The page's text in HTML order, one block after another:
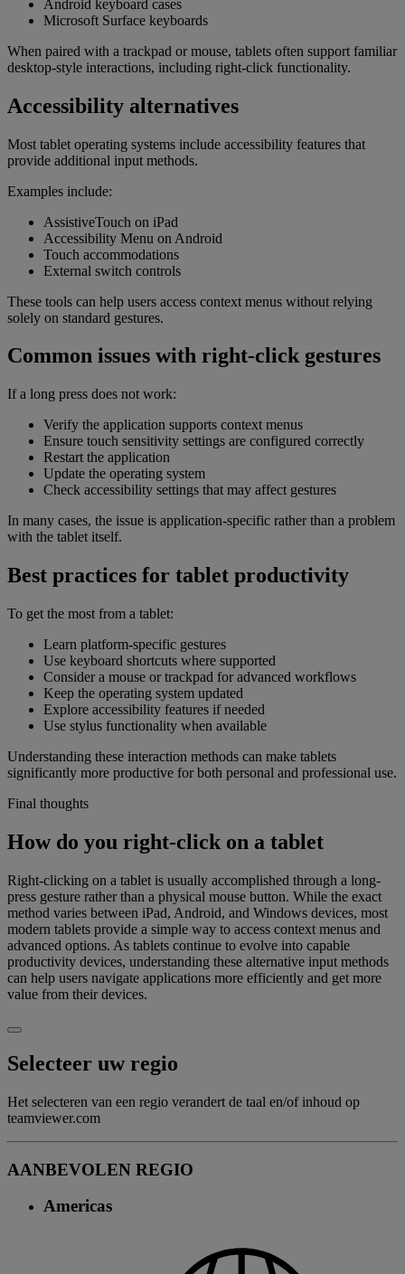
Android keyboard cases
Microsoft Surface keyboards
When paired with a trackpad or mouse, tablets often support familiar
desktop-style interactions, including right-click functionality.
Accessibility alternatives
Most tablet operating systems include accessibility features that
provide additional input methods.
Examples include:
AssistiveTouch on iPad
Accessibility Menu on Android
Touch accommodations
External switch controls
These tools can help users access context menus without relying
solely on standard gestures.
Common issues with right-click gestures
If a long press does not work:
Verify the application supports context menus
Ensure touch sensitivity settings are configured correctly
Restart the application
Update the operating system
Check accessibility settings that may affect gestures
In many cases, the issue is application-specific rather than a problem
with the tablet itself.
Best practices for tablet productivity
To get the most from a tablet:
Learn platform-specific gestures
Use keyboard shortcuts where supported
Consider a mouse or trackpad for advanced workflows
Keep the operating system updated
Explore accessibility features if needed
Use stylus functionality when available
Understanding these interaction methods can make tablets
significantly more productive for both personal and professional use.
Final thoughts
How do you right-click on a tablet
Right-clicking on a tablet is usually accomplished through a long-
press gesture rather than a physical mouse button. While the exact
method varies between iPad, Android, and Windows devices, most
modern tablets provide a simple way to access context menus and
advanced options. As tablets continue to evolve into capable
productivity devices, understanding these alternative input methods
can help users navigate applications more efficiently and get more
value from their devices.
Selecteer uw regio
Het selecteren van een regio verandert de taal en/of inhoud op
teamviewer.com
AANBEVOLEN REGIO
Americas